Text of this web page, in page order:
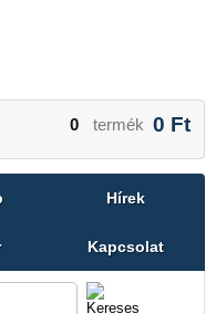
0 termék 0 Ft
Hírek
Kapcsolat